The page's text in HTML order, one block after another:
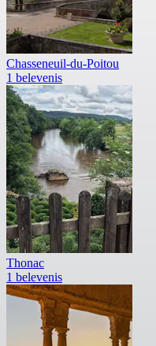
Chasseneuil-du-Poitou
1 belevenis
Thonac
1 belevenis